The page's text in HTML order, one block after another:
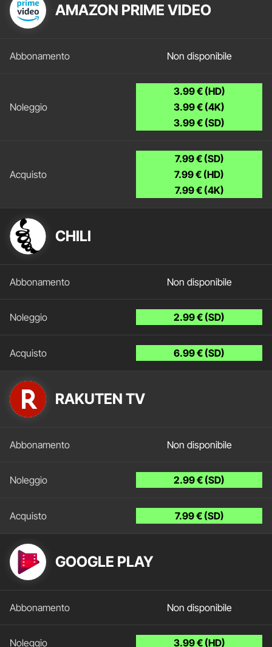
AMAZON PRIME VIDEO
Non disponibile
3.99 € (HD)
3.99 € (4K)
3.99 € (SD)
7.99 € (SD)
7.99 € (HD)
7.99 € (4K)
CHILI
Non disponibile
2.99 € (SD)
6.99 € (SD)
RAKUTEN TV
Non disponibile
2.99 € (SD)
7.99 € (SD)
GOOGLE PLAY
Non disponibile
3.99 € (HD)